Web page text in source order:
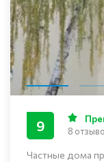
Частные дома
9 8